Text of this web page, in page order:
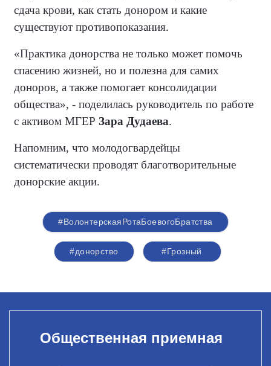
сдача крови, как стать донором и какие
существуют противопоказания.
«Практика донорства не только может помочь
спасению жизней, но и полезна для самих
доноров, а также помогает консолидации
общества», - поделилась руководитель по работе
с активом МГЕР Зара Дудаева.
Напомним, что молодогвардейцы
систематически проводят благотворительные
донорские акции.
#ВолонтерскаяРотаБоевогоБратства
#донорство #Грозный
Общественная приемная